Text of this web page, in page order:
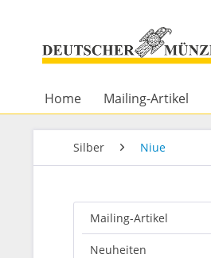
Home Mailing-Artikel
Silber Niue
Mailing-Artikel
Neuheiten